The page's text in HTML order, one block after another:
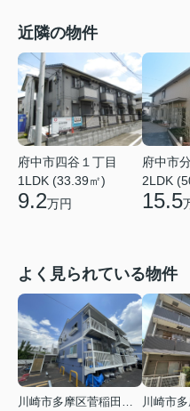
近隣の物件
府中市四谷１丁目
1LDK (33.39㎡)
9.2万円
府中市
2LDK
15.5
よく見られている物件
川崎市多摩区菅稲田堤２丁目